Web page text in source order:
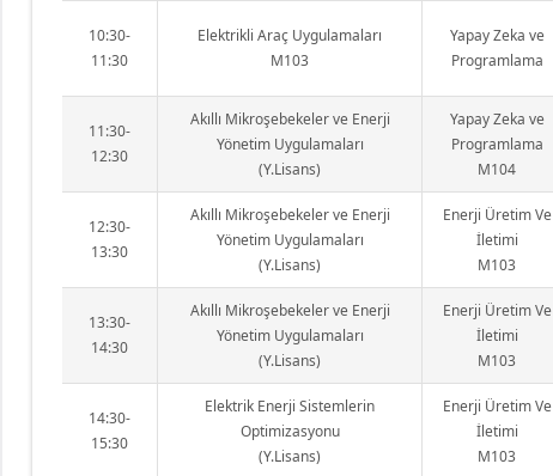
10:30-
11:30
Elektrikli Araç Uygulamaları
M103
Yapay Zeka ve
Programlama
11:30-
12:30
Akıllı Mikroşebekeler ve Enerji
Yönetim Uygulamaları
(Y.Lisans)
Yapay Zeka ve
Programlama
M104
12:30-
13:30
Akıllı Mikroşebekeler ve Enerji
Yönetim Uygulamaları
(Y.Lisans)
Enerji Üretim Ve
İletimi
M103
13:30-
14:30
Akıllı Mikroşebekeler ve Enerji
Yönetim Uygulamaları
(Y.Lisans)
Enerji Üretim Ve
İletimi
M103
14:30-
15:30
Elektrik Enerji Sistemlerin
Optimizasyonu
(Y.Lisans)
Enerji Üretim Ve
İletimi
M103